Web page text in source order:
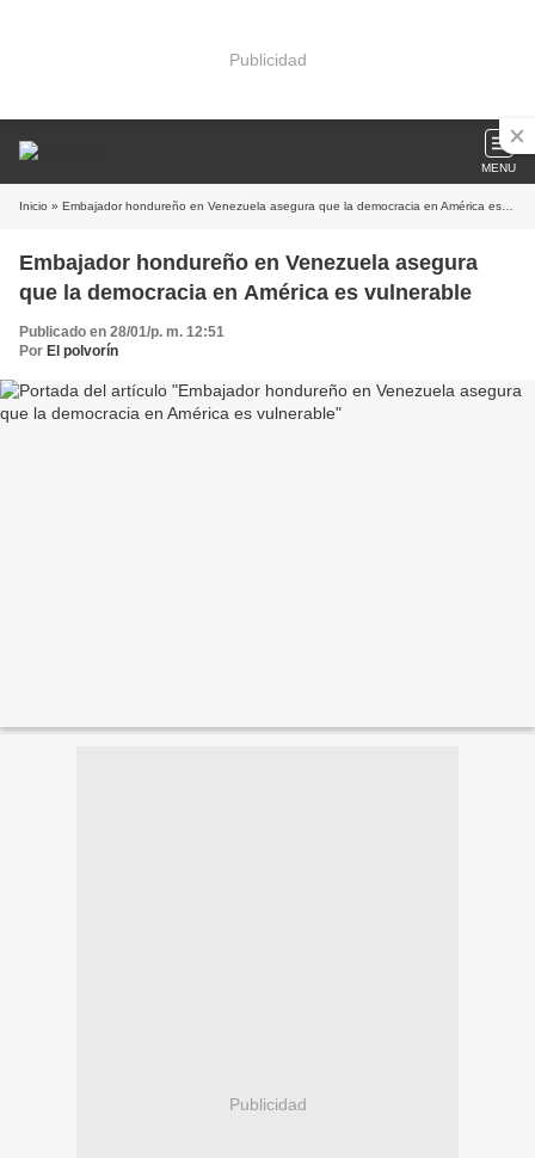
Publicidad
MENU
Inicio » Embajador hondureño en Venezuela asegura que la democracia en América es vulnerable
Embajador hondureño en Venezuela asegura
que la democracia en América es vulnerable
Publicado en 28/01/p. m. 12:51
Por El polvorín
Publicidad